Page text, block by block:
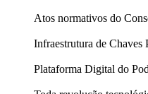
Atos normativos do
Infraestrutura de
Plataforma Digital do